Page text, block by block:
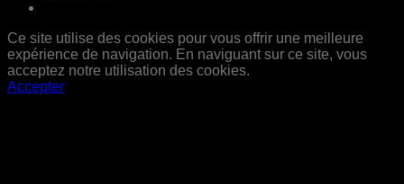
Ce site utilise des cookies pour vous offrir une meilleure
expérience de navigation. En naviguant sur ce site, vous
acceptez notre utilisation des cookies.
Accepter